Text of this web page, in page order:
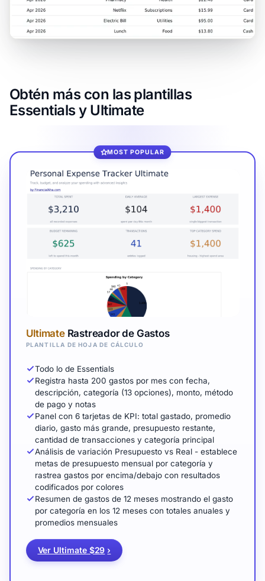
Obtén más con las plantillas
Essentials y Ultimate
MOST POPULAR
UltimateRastreador de Gastos
PLANTILLA DE HOJA DE CÁLCULO
Todo lo de Essentials
Registra hasta 200 gastos por mes con fecha,
descripción, categoría (13 opciones), monto, método
de pago y notas
Panel con 6 tarjetas de KPI: total gastado, promedio
diario, gasto más grande, presupuesto restante,
cantidad de transacciones y categoría principal
Análisis de variación Presupuesto vs Real - establece
metas de presupuesto mensual por categoría y
rastrea gastos por encima/debajo con resultados
codificados por colores
Resumen de gastos de 12 meses mostrando el gasto
por categoría en los 12 meses con totales anuales y
promedios mensuales
Ver Ultimate $29 ›